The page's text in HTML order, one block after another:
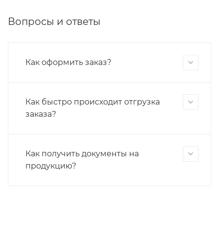
Вопросы и ответы
Как оформить заказ?
Как быстро происходит отгрузка
заказа?
Как получить документы на
продукцию?